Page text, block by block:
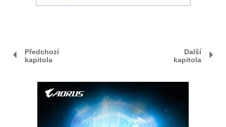
Předchozí
kapitola
Další
kapitola